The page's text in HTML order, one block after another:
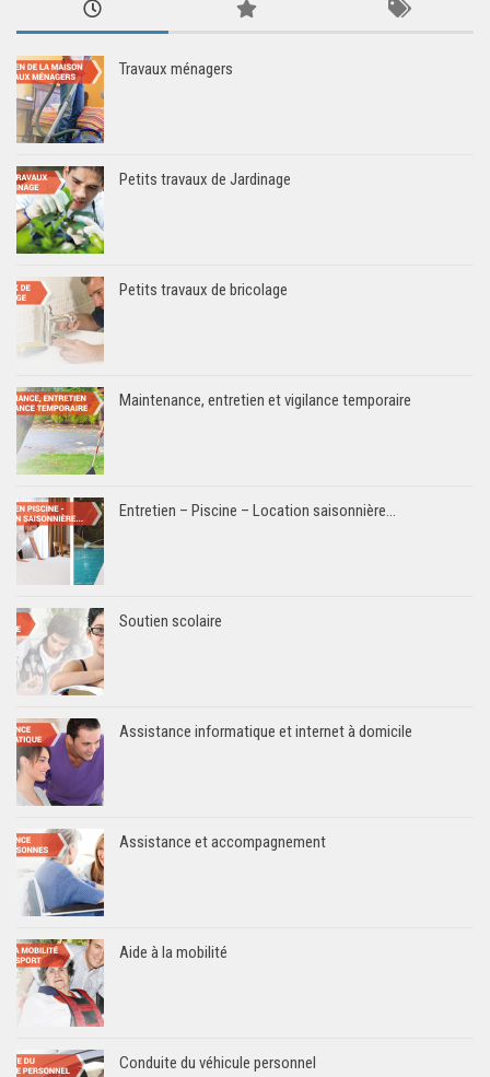
Travaux ménagers
Petits travaux de Jardinage
Petits travaux de bricolage
Maintenance, entretien et vigilance temporaire
Entretien – Piscine – Location saisonnière…
Soutien scolaire
Assistance informatique et internet à domicile
Assistance et accompagnement
Aide à la mobilité
Conduite du véhicule personnel